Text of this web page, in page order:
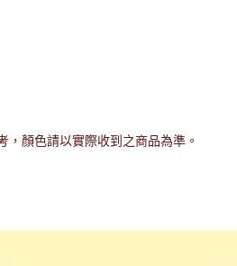
顏色請以實際收到之商品為準。